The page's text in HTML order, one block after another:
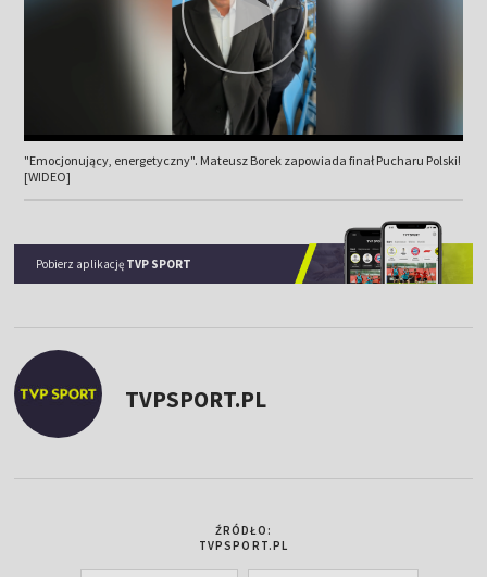
"Emocjonujący, energetyczny". Mateusz Borek zapowiada finał Pucharu Polski!
[WIDEO]
Pobierz aplikację TVP SPORT
TVPSPORT.PL
ŹRÓDŁO:
TVPSPORT.PL